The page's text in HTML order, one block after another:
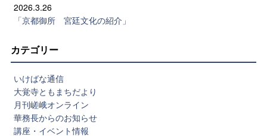
2026.3.26
「京都御所 宮廷文化の紹介」
カテゴリー
いけばな通信
大覚寺ともまちだより
月刊嵯峨オンライン
華務長からのお知らせ
講座・イベント情報